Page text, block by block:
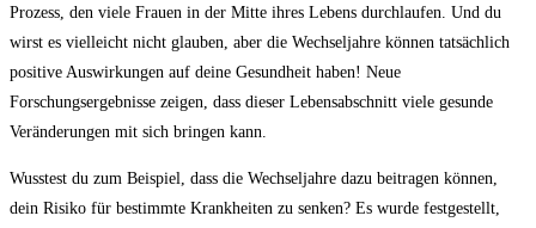
Prozess, den viele Frauen in der Mitte ihres Lebens durchlaufen. Und du
wirst es vielleicht nicht glauben, aber die Wechseljahre können tatsächlich
positive Auswirkungen auf deine Gesundheit haben! Neue
Forschungsergebnisse zeigen, dass dieser Lebensabschnitt viele gesunde
Veränderungen mit sich bringen kann.
Wusstest du zum Beispiel, dass die Wechseljahre dazu beitragen können,
dein Risiko für bestimmte Krankheiten zu senken? Es wurde festgestellt,